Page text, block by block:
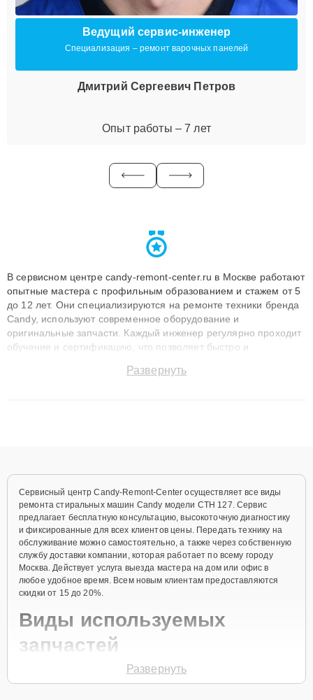
Ведущий сервис-инженер
Специализация – ремонт варочных панелей
Дмитрий Сергеевич Петров
Опыт работы – 7 лет
В сервисном центре candy-remont-center.ru в Москве работают
опытные мастера с профильным образованием и стажем от 5
до 12 лет. Они специализируются на ремонте техники бренда
Candy, используют современное оборудование и
оригинальные запчасти. Каждый инженер регулярно проходит
обучение и сертификацию, что позволяет быстро и
сохранением гарантии до 3 лет. Наши мастера решают
Развернуть
Сервисный центр Candy-Remont-Center осуществляет все виды
ремонта стиральных машин Candy модели CTH 127. Сервис
предлагает бесплатную консультацию, высокоточную диагностику
и фиксированные для всех клиентов цены. Передать технику на
обслуживание можно самостоятельно, а также через собственную
службу доставки компании, которая работает по всему городу
Москва. Действует услуга выезда мастера на дом или офис в
любое удобное время. Всем новым клиентам предоставляются
скидки от 15 до 20%.
Виды используемых
запчастей
Для ремонта стиральной машины модели CTH 127 предлагаются
Развернуть